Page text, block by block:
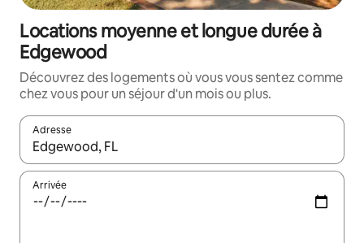
Locations moyenne et longue durée à
Edgewood
Découvrez des logements où vous vous sentez comme
chez vous pour un séjour d'un mois ou plus.
Adresse
Lorsque les résultats s'affichent, utilisez les flèches vers le
Arrivée